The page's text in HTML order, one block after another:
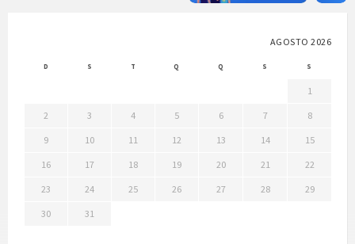
AGOSTO 2026
D S T Q Q S S
1
2 3 4 5 6 7 8
9 10 11 12 13 14 15
16 17 18 19 20 21 22
23 24 25 26 27 28 29
30 31